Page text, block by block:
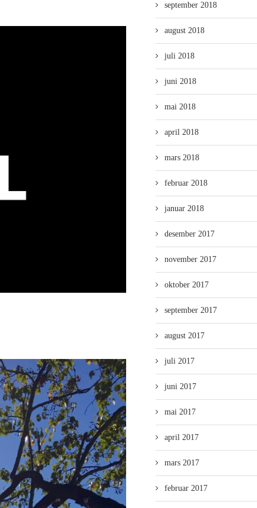
september 2018
august 2018
juli 2018
juni 2018
mai 2018
april 2018
mars 2018
februar 2018
januar 2018
desember 2017
november 2017
oktober 2017
september 2017
august 2017
juli 2017
juni 2017
mai 2017
april 2017
mars 2017
februar 2017